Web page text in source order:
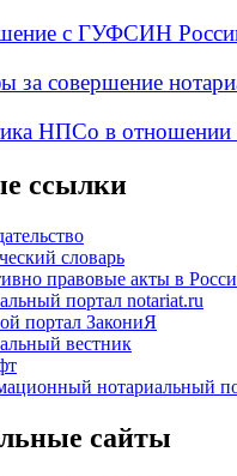
с ГУФСИН
за совершение
НПСо в отношении
ссылки
словарь
правовые акты в
портал notariat.ru
портал ЗакониЯ
вестник
нотариальный
сайты